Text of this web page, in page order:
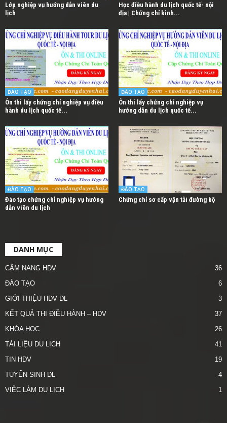
Lớp nghiệp vụ hướng dẫn viên du
lịch
Học điều hành du lịch quốc tế- nội
địa | Chứng chỉ kinh...
ĐÀO TẠO
Ôn thi lấy chứng chỉ nghiệp vụ điều
hành du lịch quốc tế...
ĐÀO TẠO
Ôn thi lấy chứng chỉ nghiệp vụ
hướng dẫn du lịch quốc tế...
ĐÀO TẠO
Đào tạo chứng chỉ nghiệp vụ hướng
dẫn viên du lịch
ĐÀO TẠO
Chứng chỉ sơ cấp vận tải đường bộ
DANH MỤC
CẨM NANG HDV
36
ĐÀO TẠO
6
GIỚI THIỆU HDV DL
3
KẾT QUẢ THI ĐIỀU HÀNH – HDV
37
KHÓA HỌC
26
TÀI LIỆU DU LỊCH
41
TIN HDV
19
TUYỂN SINH DL
4
VIỆC LÀM DU LỊCH
1